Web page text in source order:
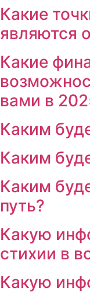
Какие
являются
Какие
вами в
Каким
Каким
Каким
путь?
Какую
стихии в
Какую